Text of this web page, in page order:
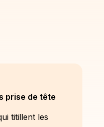
prise de tête
titillent les